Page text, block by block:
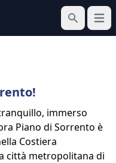
Cerca
Apri
immerso
Piano di Sorrento è
Costiera
città metropolitana di